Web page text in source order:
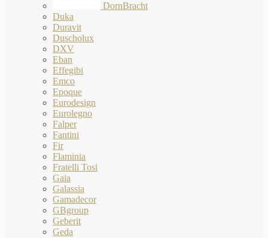
DornBracht
Duka
Duravit
Duscholux
DXV
Eban
Effegibi
Emco
Epoque
Eurodesign
Eurolegno
Falper
Fantini
Fir
Flaminia
Fratelli Tosi
Gaia
Galassia
Gamadecor
GBgroup
Geberit
Geda